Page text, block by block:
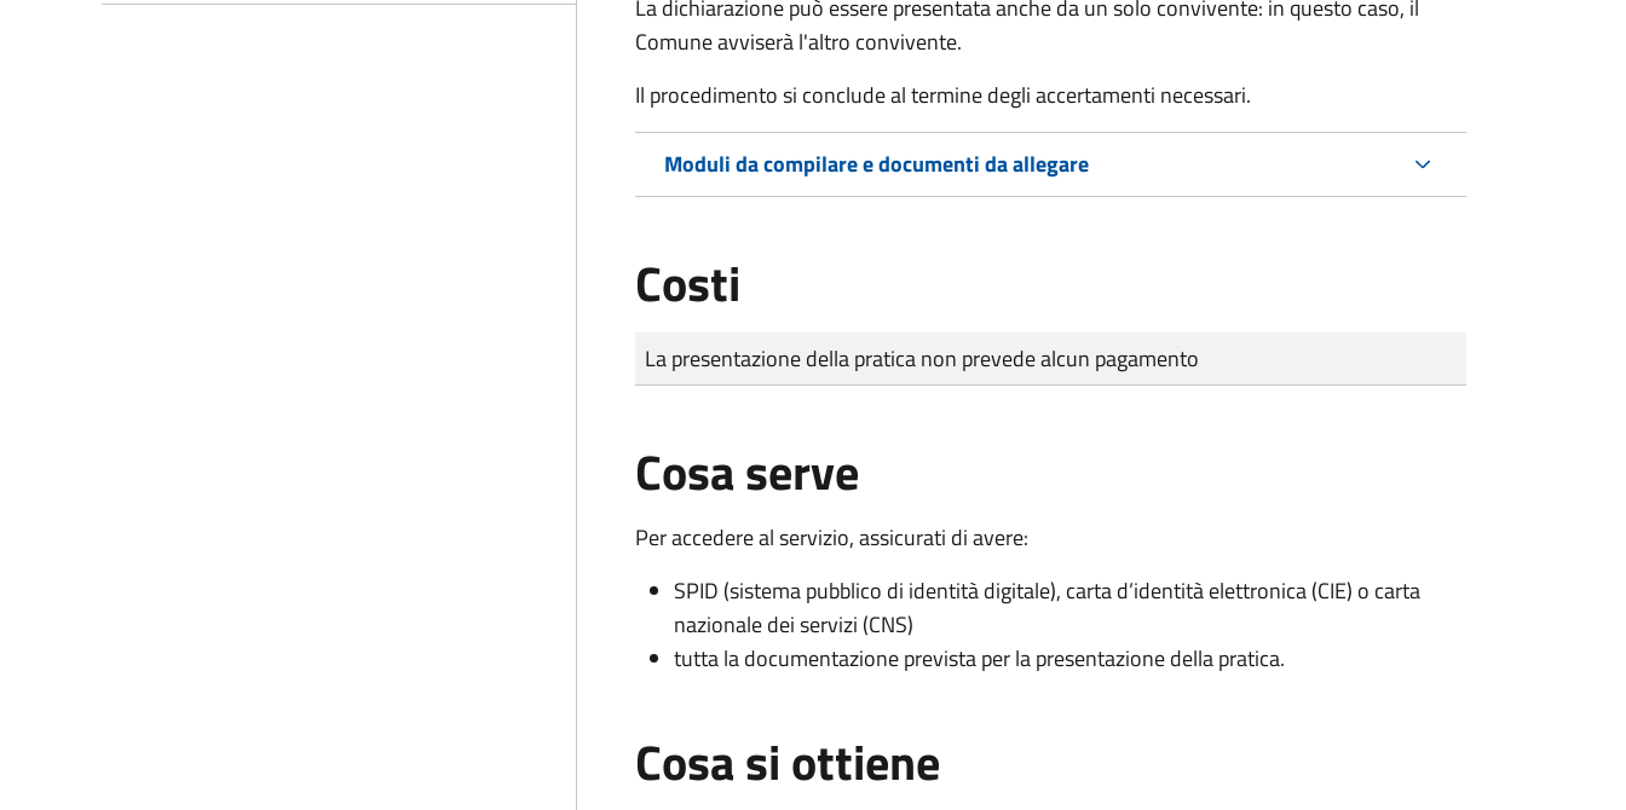
La dichiarazione può essere presentata anche da un solo convivente: in questo caso, il
Comune avviserà l'altro convivente.
Il procedimento si conclude al termine degli accertamenti necessari.
Moduli da compilare e documenti da allegare
Costi
Tipo di pagamento
Importo
La presentazione della pratica non prevede alcun pagamento
Cosa serve
Per accedere al servizio, assicurati di avere:
SPID (sistema pubblico di identità digitale), carta d’identità elettronica (CIE) o carta
nazionale dei servizi (CNS)
tutta la documentazione prevista per la presentazione della pratica.
Cosa si ottiene